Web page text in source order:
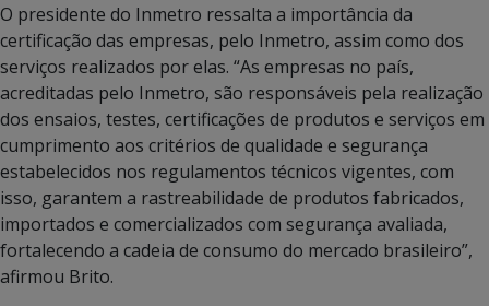
O presidente do Inmetro ressalta a importância da
certificação das empresas, pelo Inmetro, assim como dos
serviços realizados por elas. “As empresas no país,
acreditadas pelo Inmetro, são responsáveis pela realização
dos ensaios, testes, certificações de produtos e serviços em
cumprimento aos critérios de qualidade e segurança
estabelecidos nos regulamentos técnicos vigentes, com
isso, garantem a rastreabilidade de produtos fabricados,
importados e comercializados com segurança avaliada,
fortalecendo a cadeia de consumo do mercado brasileiro”,
afirmou Brito.